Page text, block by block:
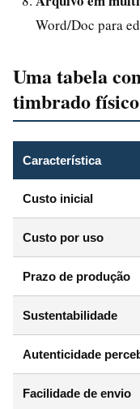
Word/Doc para
Uma tabela
timbrado
Característica
Custo inicial
Custo por uso
Prazo de produção
Sustentabilidade
Autenticidade
Facilidade de envio